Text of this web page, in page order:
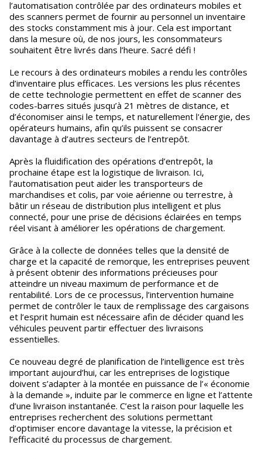
l’automatisation contrôlée par des ordinateurs mobiles et
des scanners permet de fournir au personnel un inventaire
des stocks constamment mis à jour. Cela est important
dans la mesure où, de nos jours, les consommateurs
souhaitent être livrés dans l’heure. Sacré défi !
Le recours à des ordinateurs mobiles a rendu les contrôles
d’inventaire plus efficaces. Les versions les plus récentes
de cette technologie permettent en effet de scanner des
codes-barres situés jusqu’à 21 mètres de distance, et
d’économiser ainsi le temps, et naturellement l'énergie, des
opérateurs humains, afin qu’ils puissent se consacrer
davantage à d’autres secteurs de l’entrepôt.
Après la fluidification des opérations d’entrepôt, la
prochaine étape est la logistique de livraison. Ici,
l’automatisation peut aider les transporteurs de
marchandises et colis, par voie aérienne ou terrestre, à
bâtir un réseau de distribution plus intelligent et plus
connecté, pour une prise de décisions éclairées en temps
réel visant à améliorer les opérations de chargement.
Grâce à la collecte de données telles que la densité de
charge et la capacité de remorque, les entreprises peuvent
à présent obtenir des informations précieuses pour
atteindre un niveau maximum de performance et de
rentabilité. Lors de ce processus, l’intervention humaine
permet de contrôler le taux de remplissage des cargaisons
et l’esprit humain est nécessaire afin de décider quand les
véhicules peuvent partir effectuer des livraisons
essentielles.
Ce nouveau degré de planification de l’intelligence est très
important aujourd’hui, car les entreprises de logistique
doivent s’adapter à la montée en puissance de l’« économie
à la demande », induite par le commerce en ligne et l’attente
d’une livraison instantanée. C’est la raison pour laquelle les
entreprises recherchent des solutions permettant
d’optimiser encore davantage la vitesse, la précision et
l’efficacité du processus de chargement.